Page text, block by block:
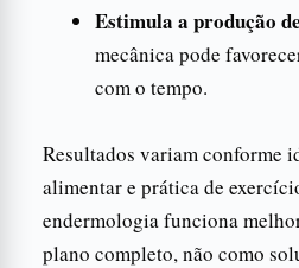
Estimula a produção
mecânica pode
com o tempo.
Resultados variam conforme
alimentar e prática de
endermologia funciona
plano completo, não como